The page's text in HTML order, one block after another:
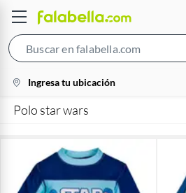
Bar
location-
icon
Ingresa tu ubicación
Polo star wars